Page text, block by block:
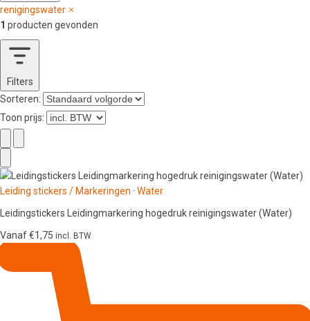
renigingswater
1 producten gevonden
Filters
Sorteren:
Toon prijs:
Leiding stickers / Markeringen · Water
Leidingstickers Leidingmarkering hogedruk reinigingswater (Water)
Vanaf€1,75 incl. BTW